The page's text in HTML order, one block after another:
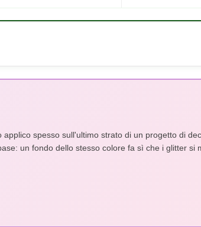
di ogni utilizzo per garantire una distribuzione
scelta. Il glitter su fondo bianco o colorato
"lavorare" troppo il pennello avanti e indietro — stendi e
spesso sull'ultimo strato di un progetto di
un fondo dello stesso colore fa sì che i glitter si